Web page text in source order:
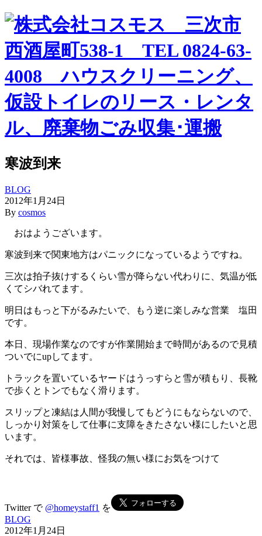
寒波到来
BLOG
2012年1月24日
By cosmos
おはようございます。
寒波到来で関東地方はパニックになっているようですね。
三次は拍子抜けするくらい雪が降らない代わりに、気温が低
くてシバれてます。
明日はもっと下がるみたいで、もう逆に楽しみな営業 塩田
です。
本日、現場作業なのですが作業開始まで時間があるので見積
ついでにupしてます。
トラックを置いているヤードはうっすらと雪が積もり、長靴
で歩くとトンでもなく滑ります。
スリップと凍結は人間が我慢してもどうにもならないので、
しっかり対策をして仕事に支障をきたさない様にしたいと思
います。
それでは、皆様事故、怪我の無い様にお気をつけて
Twitter で @homeystaff1 を
BLOG
2012年1月24日